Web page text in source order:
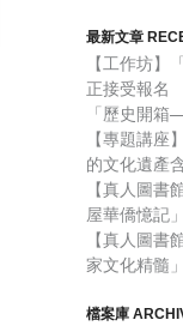
最新文章
【工作坊】
正接受報名
「歷史開箱
【專題講座
的文化遺產
【真人圖
屋華僑憶記
【真人圖
家文化精髓
檔案庫